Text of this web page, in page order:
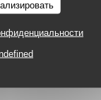
Votre
nous y